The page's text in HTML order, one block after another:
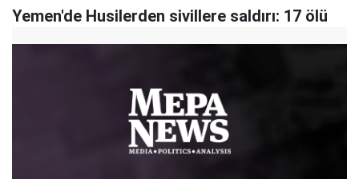
Yemen'de Husilerden sivillere saldırı: 17 ölü